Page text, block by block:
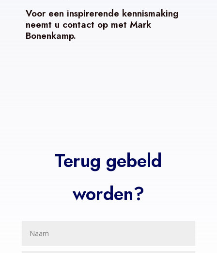
Voor een inspirerende kennismaking
neemt u contact op met Mark
Bonenkamp.
Terug gebeld
worden?